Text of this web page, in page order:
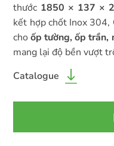
thước 1850 × 137 ×
kết hợp chốt Inox
choốp tường, ốp trần,
mang lại độ bền vượt
Catalogue